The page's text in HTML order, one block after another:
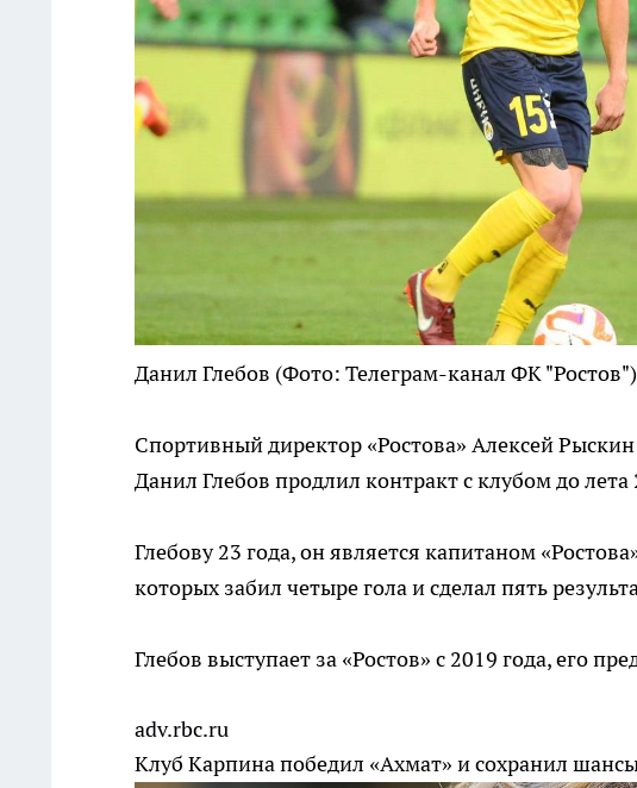
Данил Глебов (Фото: Телеграм-канал ФК "Ростов")
Спортивный директор «Ростова» Алексей
Данил Глебов продлил контракт с клубом до лета
Глебову 23 года, он является капитаном
которых забил четыре гола и сделал пять
Глебов выступает за «Ростов» с 2019 года, его
adv.rbc.ru
Клуб Карпина победил «Ахмат» и сохранил